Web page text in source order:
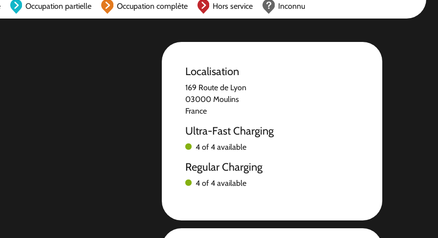
Occupation partielle Occupation complète Hors service Inconnu
Localisation
169 Route de Lyon
03000 Moulins
France
Ultra-Fast Charging
4 of 4 available
Regular Charging
4 of 4 available